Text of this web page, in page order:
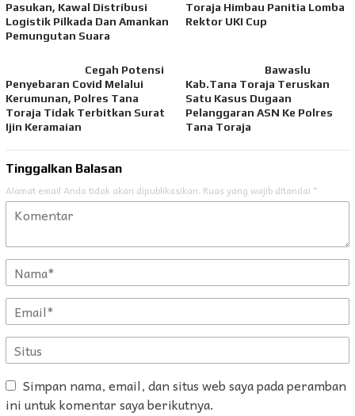
Pasukan, Kawal Distribusi
Logistik Pilkada Dan Amankan
Pemungutan Suara
Toraja Himbau Panitia Lomba
Rektor UKI Cup
Cegah Potensi
Penyebaran Covid Melalui
Kerumunan, Polres Tana
Toraja Tidak Terbitkan Surat
Ijin Keramaian
Bawaslu
Kab.Tana Toraja Teruskan
Satu Kasus Dugaan
Pelanggaran ASN Ke Polres
Tana Toraja
Tinggalkan Balasan
Alamat email Anda tidak akan dipublikasikan. Ruas yang wajib ditandai *
Simpan nama, email, dan situs web saya pada peramban
ini untuk komentar saya berikutnya.